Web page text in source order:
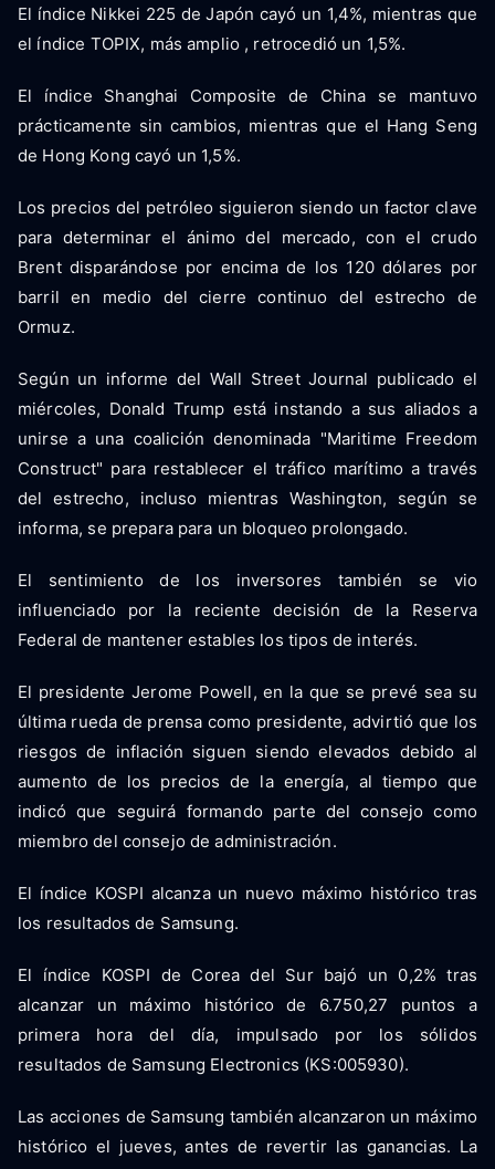
El índice Nikkei 225 de Japón cayó un 1,4%, mientras que
el índice TOPIX, más amplio , retrocedió un 1,5%.
El índice Shanghai Composite de China se mantuvo
prácticamente sin cambios, mientras que el Hang Seng
de Hong Kong cayó un 1,5%.
Los precios del petróleo siguieron siendo un factor clave
para determinar el ánimo del mercado, con el crudo
Brent disparándose por encima de los 120 dólares por
barril en medio del cierre continuo del estrecho de
Ormuz.
Según un informe del Wall Street Journal publicado el
miércoles, Donald Trump está instando a sus aliados a
unirse a una coalición denominada "Maritime Freedom
Construct" para restablecer el tráfico marítimo a través
del estrecho, incluso mientras Washington, según se
informa, se prepara para un bloqueo prolongado.
El sentimiento de los inversores también se vio
influenciado por la reciente decisión de la Reserva
Federal de mantener estables los tipos de interés.
El presidente Jerome Powell, en la que se prevé sea su
última rueda de prensa como presidente, advirtió que los
riesgos de inflación siguen siendo elevados debido al
aumento de los precios de la energía, al tiempo que
indicó que seguirá formando parte del consejo como
miembro del consejo de administración.
El índice KOSPI alcanza un nuevo máximo histórico tras
los resultados de Samsung.
El índice KOSPI de Corea del Sur bajó un 0,2% tras
alcanzar un máximo histórico de 6.750,27 puntos a
primera hora del día, impulsado por los sólidos
resultados de Samsung Electronics (KS:005930).
Las acciones de Samsung también alcanzaron un máximo
histórico el jueves, antes de revertir las ganancias. La